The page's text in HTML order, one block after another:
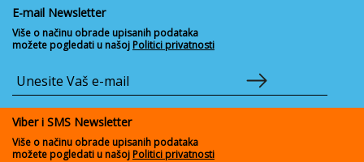
E-mail Newsletter
Više o načinu obrade upisanih podataka
možete pogledati u našoj Politici privatnosti
Viber i SMS Newsletter
Više o načinu obrade upisanih podataka
možete pogledati u našojPolitici privatnosti